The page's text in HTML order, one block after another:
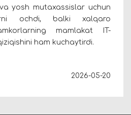
yosh mutaxassislar uchun
ochdi, balki xalqaro
mamlakat IT-
ham kuchaytirdi.
2026-05-20